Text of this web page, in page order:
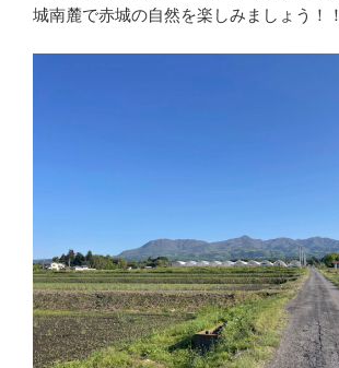
城南麓で赤城の自然を楽しみましょう！！